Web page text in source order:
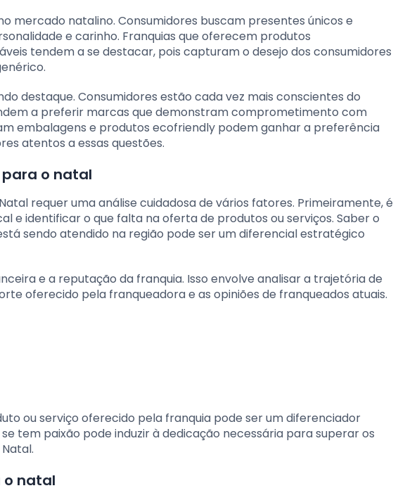
mercado natalino. Consumidores buscam presentes únicos e
e carinho. Franquias que oferecem produtos
tendem a se destacar, pois capturam o desejo dos consumidores
destaque. Consumidores estão cada vez mais conscientes do
a preferir marcas que demonstram comprometimento com
embalagens e produtos ecofriendly podem ganhar a preferência
atentos a essas questões.
o natal
requer uma análise cuidadosa de vários fatores. Primeiramente, é
e identificar o que falta na oferta de produtos ou serviços. Saber o
sendo atendido na região pode ser um diferencial estratégico
e a reputação da franquia. Isso envolve analisar a trajetória de
oferecido pela franqueadora e as opiniões de franqueados atuais.
ou serviço oferecido pela franquia pode ser um diferenciador
tem paixão pode induzir à dedicação necessária para superar os
o natal